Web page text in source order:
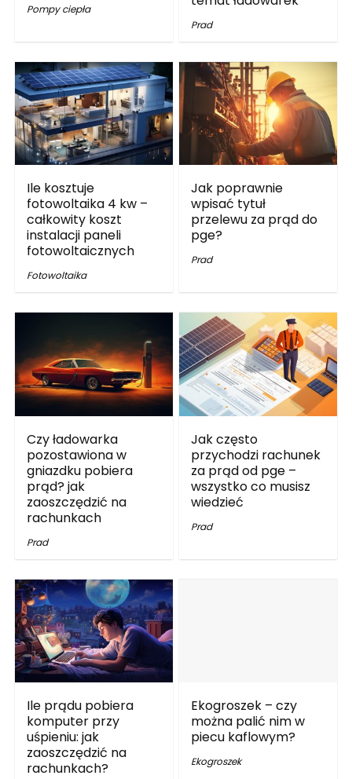
Pompy ciepła
Prad
Ile kosztuje
fotowoltaika 4 kw –
całkowity koszt
instalacji paneli
fotowoltaicznych
Fotowoltaika
Jak poprawnie
wpisać tytuł
przelewu za prąd do
pge?
Prad
Czy ładowarka
pozostawiona w
gniazdku pobiera
prąd? jak
zaoszczędzić na
rachunkach
Prad
Jak często
przychodzi rachunek
za prąd od pge –
wszystko co musisz
wiedzieć
Prad
Ile prądu pobiera
komputer przy
uśpieniu: jak
zaoszczędzić na
rachunkach?
Ekogroszek – czy
można palić nim w
piecu kaflowym?
Ekogroszek